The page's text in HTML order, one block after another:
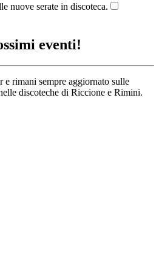
nuove serate in discoteca.
eventi!
e rimani sempre aggiornato sulle
discoteche di Riccione e Rimini.